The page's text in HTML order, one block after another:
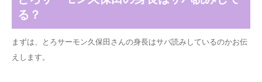
る？
まずは、とろサーモン久保田さんの身長はサバ読みしているのかお伝
えします。